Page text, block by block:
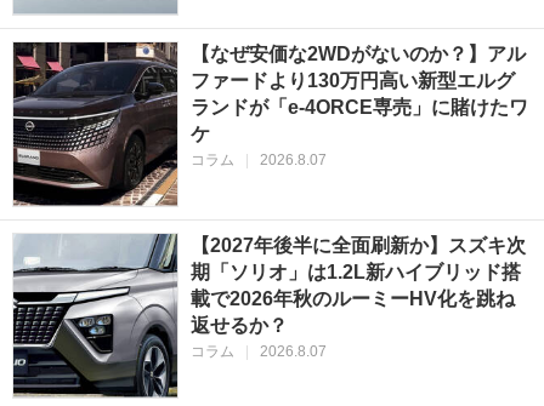
【なぜ安価な2WDがないのか？】アル
ファードより130万円高い新型エルグ
ランドが「e-4ORCE専売」に賭けたワ
ケ
コラム | 2026.8.07
【2027年後半に全面刷新か】スズキ次
期「ソリオ」は1.2L新ハイブリッド搭
載で2026年秋のルーミーHV化を跳ね
返せるか？
コラム | 2026.8.07